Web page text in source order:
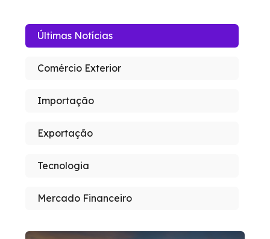
Últimas Notícias
Comércio Exterior
Importação
Exportação
Tecnologia
Mercado Financeiro